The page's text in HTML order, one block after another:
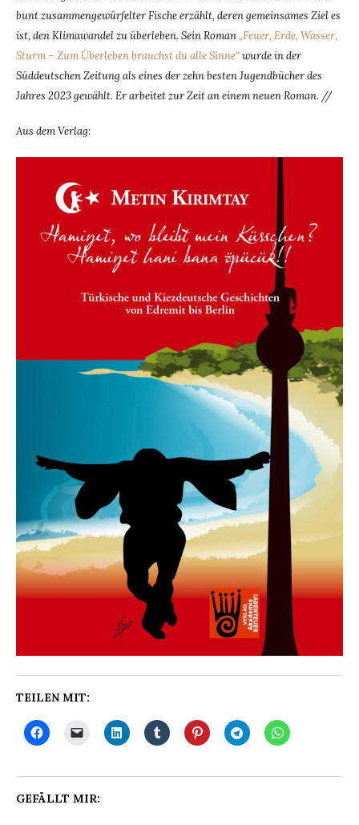
bunt zusammengewürfelter Fische erzählt, deren gemeinsames Ziel es
ist, den Klimawandel zu überleben. Sein Roman„Feuer, Erde, Wasser,
Sturm – Zum Überleben brauchst du alle Sinne“wurde in der
Süddeutschen Zeitung als eines der zehn besten Jugendbücher des
Jahres 2023 gewählt. Er arbeitet zur Zeit an einem neuen Roman. //
Aus dem Verlag:
TEILEN MIT:
GEFÄLLT MIR: